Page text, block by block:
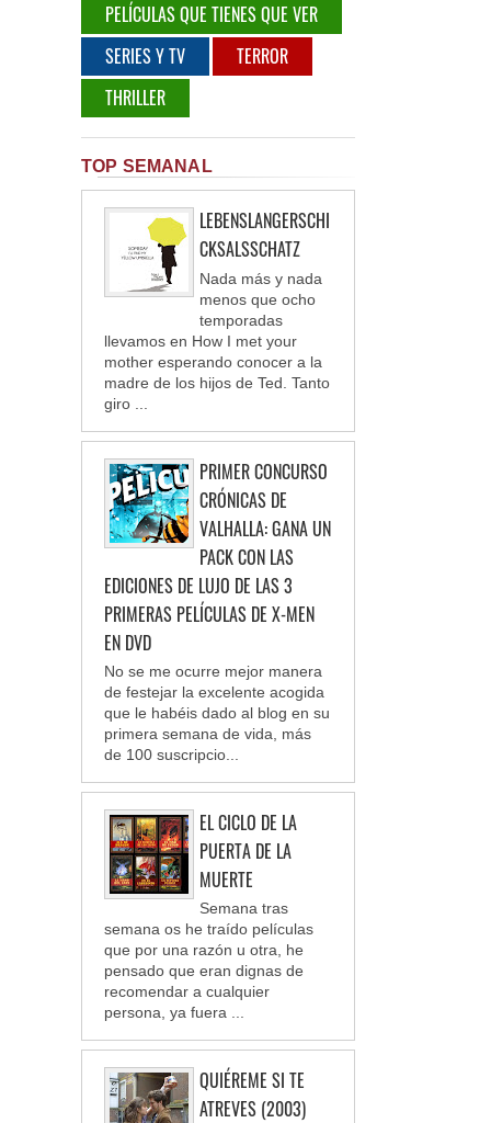
PELÍCULAS QUE TIENES QUE VER
SERIES Y TV
TERROR
THRILLER
TOP SEMANAL
LEBENSLANGERSCHI
CKSALSSCHATZ
Nada más y nada
menos que ocho
temporadas
llevamos en How I met your
mother esperando conocer a la
madre de los hijos de Ted. Tanto
giro ...
PRIMER CONCURSO
CRÓNICAS DE
VALHALLA: GANA UN
PACK CON LAS
EDICIONES DE LUJO DE LAS 3
PRIMERAS PELÍCULAS DE X-MEN
EN DVD
No se me ocurre mejor manera
de festejar la excelente acogida
que le habéis dado al blog en su
primera semana de vida, más
de 100 suscripcio...
EL CICLO DE LA
PUERTA DE LA
MUERTE
Semana tras
semana os he traído películas
que por una razón u otra, he
pensado que eran dignas de
recomendar a cualquier
persona, ya fuera ...
QUIÉREME SI TE
ATREVES (2003)